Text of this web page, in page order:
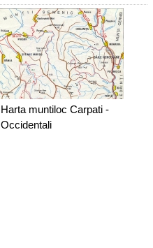
Harta muntiloc Carpati -
Occidentali